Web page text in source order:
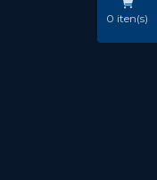
0 iten(s)